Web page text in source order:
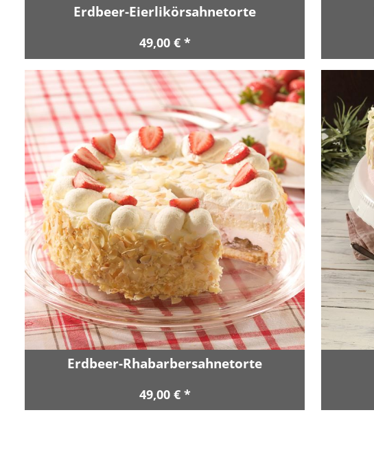
Erdbeer-Eierlikörsahnetorte
49,00 € *
Erdbeer-Rhabarbersahnetorte
49,00 € *